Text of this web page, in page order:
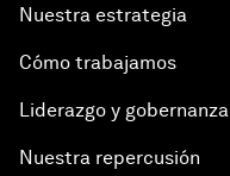
Nuestra estrategia
Cómo trabajamos
Liderazgo y gobernanza
Nuestra repercusión